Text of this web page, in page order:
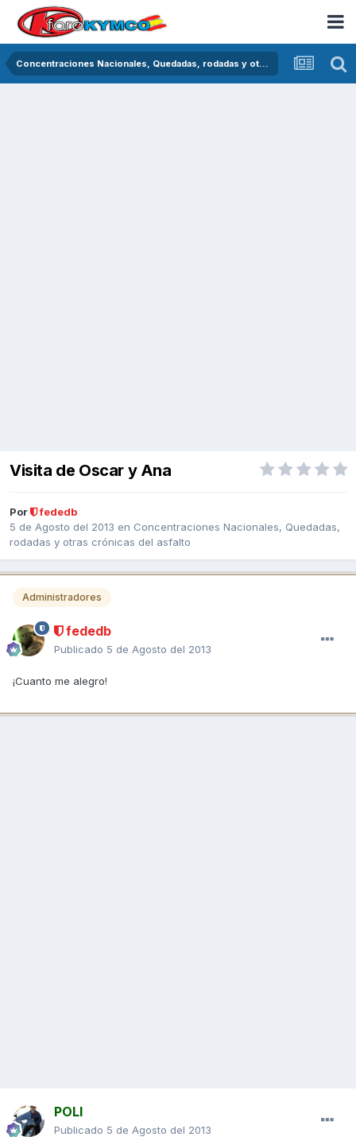
Concentraciones Nacionales, Quedadas, rodadas y otras crónicas del asfalto
Visita de Oscar y Ana
Por
fededb
5 de Agosto del 2013 en Concentraciones Nacionales, Quedadas,
rodadas y otras crónicas del asfalto
Administradores
fededb
Publicado 5 de Agosto del 2013
¡Cuanto me alegro!
POLI
Publicado 5 de Agosto del 2013